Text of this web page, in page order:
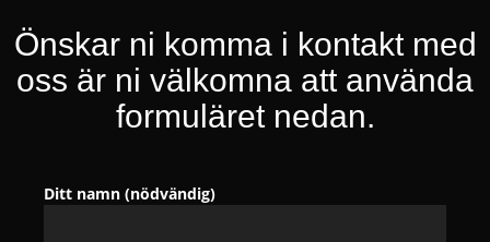
Önskar ni komma i kontakt med
oss är ni välkomna att använda
formuläret nedan.
Ditt namn (nödvändig)